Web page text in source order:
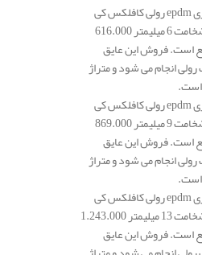
قیمت عایق الاستومری epdm رولی کافلکس کی
فلکس – K-Flex با ضخامت 6 میلیمتر 616.000
است. فروش این عایق
انجام می شود و متراژ
قیمت عایق الاستومری epdm رولی کافلکس کی
فلکس – K-Flex با ضخامت 9 میلیمتر 869.000
است. فروش این عایق
انجام می شود و متراژ
قیمت عایق الاستومری epdm رولی کافلکس کی
فلکس – K-Flex با ضخامت 13 میلیمتر 1.243.000
است. فروش این عایق